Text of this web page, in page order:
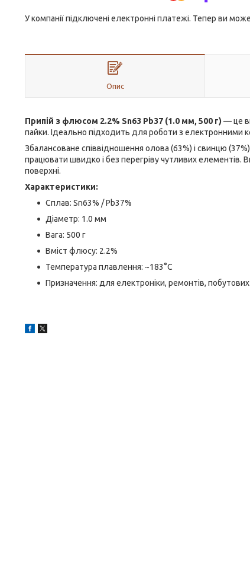
У компанії підключені електронні платежі. Тепер ви
Опис
Припій з флюсом 2.2% Sn63 Pb37 (1.0 мм, 500 г) — це
пайки. Ідеально підходить для роботи з
Збалансоване співвідношення олова (63%) і свинцю
працювати швидко і без перегріву чутливих елементів.
поверхні.
Характеристики:
Сплав: Sn63% / Pb37%
Діаметр: 1.0 мм
Вага: 500 г
Вміст флюсу: 2.2%
Температура плавлення: ~183°C
Призначення: для електроніки, ремонтів, побутових